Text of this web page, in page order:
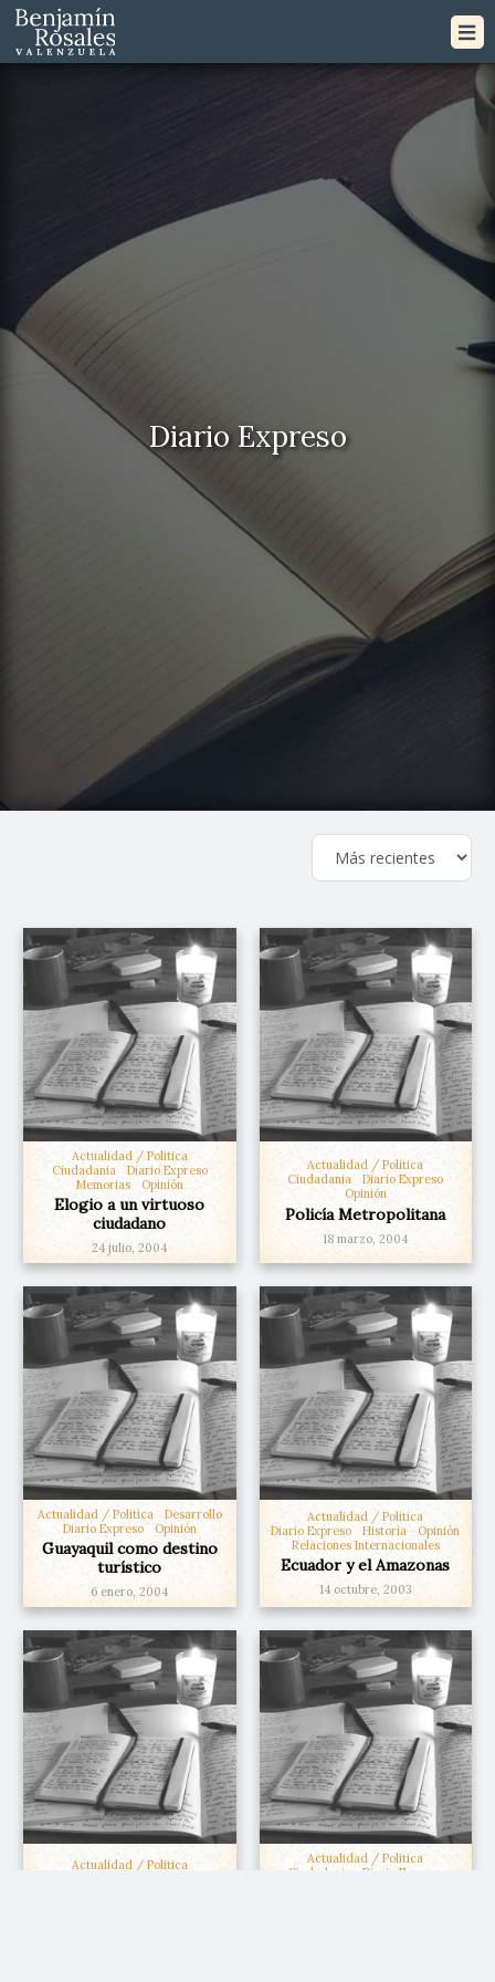
Diario Expreso
Actualidad / Politica
Ciudadania
Diario Expreso
Memorias
Opinión
Elogio a un virtuoso
ciudadano
24 julio, 2004
Actualidad / Politica
Ciudadania
Diario Expreso
Opinión
Policía Metropolitana
18 marzo, 2004
Actualidad / Politica
Desarrollo
Diario Expreso
Opinión
Guayaquil como destino
turístico
6 enero, 2004
Actualidad / Politica
Diario Expreso
Historia
Opinión
Relaciones Internacionales
Ecuador y el Amazonas
14 octubre, 2003
Actualidad / Politica
Actualidad / Politica
Ciudadania
Diario Expreso